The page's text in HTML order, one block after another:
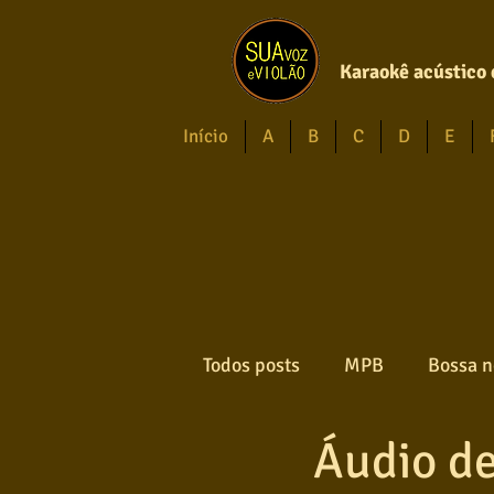
Karaokê acústico
Início A B C D E
Todos posts MPB Bossa
Gospel Axé
Áudio